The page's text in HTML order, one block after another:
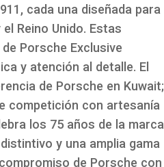
cada una diseñada para
Reino Unido. Estas
Porsche Exclusive
y atención al detalle. El
de Porsche en Kuwait;
competición con artesanía
los 75 años de la marca
y una amplia gama
de Porsche con